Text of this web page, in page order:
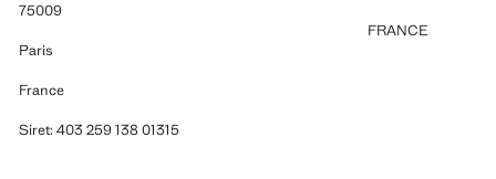
75009
Paris
France
Siret: 403 259 138 01315
FRANCE